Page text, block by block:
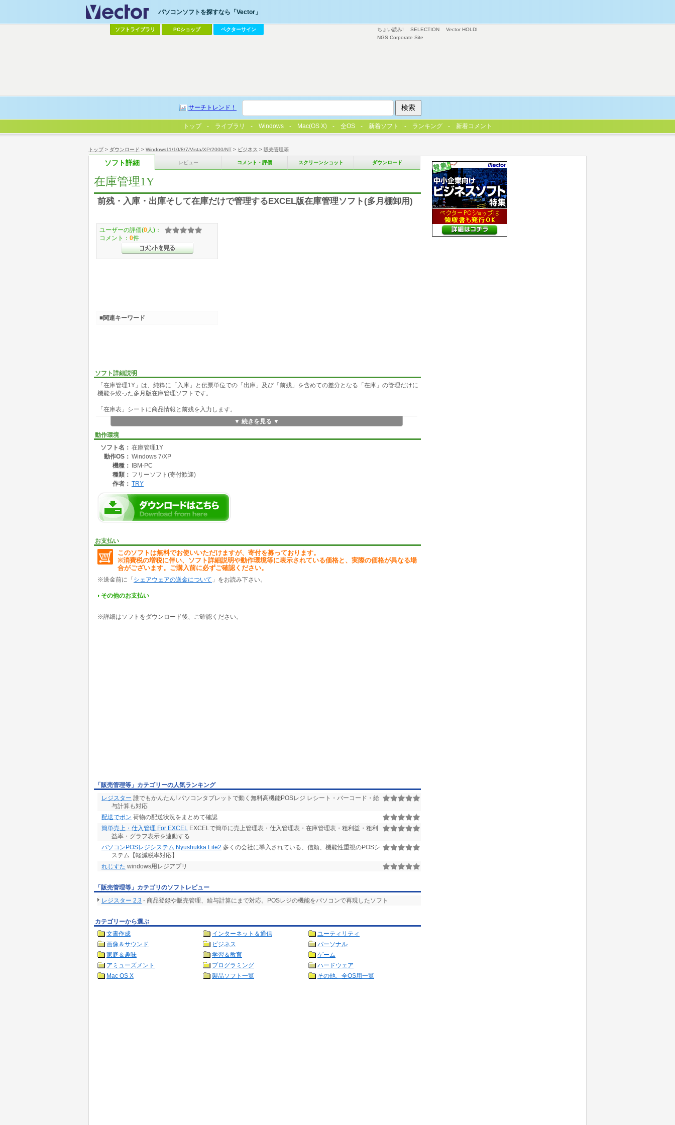
トップ> ダウンロード > Windows11/10/8/7/Vista/XP/2000/NT > ビジネス > 販売管理等
ソフト詳細 レビュー コメント・評価 スクリーンショット ダウンロード
在庫管理1Y
前残・入庫・出庫そして在庫だけで管理するEXCEL版在庫管理ソフト(多月棚卸用)
ソフト詳細説明
「在庫管理1Y」は、純粋に「入庫」と伝票単位での「出庫」及び「前残」を含めての差分となる「在庫」の管理だけに
機能を絞った多月版在庫管理ソフトです。
「在庫表」シートに商品情報と前残を入力します。
「入庫S」「入庫E」シート間に「いつどの商品がいくつ入庫」したという入庫情報を入力するシートを追加作成し、そ
れに「入庫」情報を入力して行きますと、その合計値が「在庫表」シートの入庫欄に反映されます。
入庫情報と同様に「出庫S」「出庫E」シート間に伝票情報を入力するシートを作成して伝票情報を登録しますと、その
合計値が「在庫表」シートの出庫欄に反映されます。
棚卸しは、「棚卸」シートを使用します。
実残数との差異がある場合は、調整欄に調整数を入力して実数に合わせます。
細かい情報は要らない、単純に入出庫状況の管理ができれば・・・という在庫管理にお勧めするソフトです。
■「在庫管理1」と「在庫管理1Y」との違い■
入庫シートの扱える枚数が異なります。
月一棚卸用で入庫シート1枚固定
棚卸し後、翌月用の新しいファイルを作成
2「在庫管理1Y」
複数月棚卸用で入庫シート複数枚(推奨1年)
年に1回～2回などの単位で新しいファイルを作成
入庫シート1枚で1ヶ月分×12枚
▼ 続きを見る ▼
動作環境
ソフト名： 在庫管理1Y
動作OS： Windows 7/XP
機種：
IBM-PC
種類： フリーソフト(寄付歓迎)
作者： TRY
お支払い
このソフトは無料でお使いいただけますが、寄付を募っております。
※消費税の増税に伴い、ソフト詳細説明や動作環境等に表示されている価格と、実際の価格が異なる場
合がございます。ご購入前に必ずご確認ください。
※送金前に「 シェアウェアの送金について 」をお読み下さい。
その他のお支払い
※詳細はソフトをダウンロード後、ご確認ください。
ユーザーの評価(0 人)：
コメント： 0件
■関連キーワード
「販売管理等」カテゴリーの人気ランキング
レジスター 誰でもかんたん! パソコンタブレットで動く無料高機能POSレジ レシート・バーコード・給
与計算も対応
配送でポン 荷物の配送状況をまとめて確認
簡単売上・仕入管理 For EXCEL EXCELで簡単に売上管理表・仕入管理表・在庫管理表・粗利益・粗利
益率・グラフ表示を連動する
パソコンPOSレジシステム Nyushukka Lite2 多くの会社に導入されている、信頼、機能性重視のPOSシ
ステム【軽減税率対応】
れじすた windows用レジアプリ
「販売管理等」カテゴリのソフトレビュー
レジスター 2.3 - 商品登録や販売管理、給与計算にまで対応。POSレジの機能をパソコンで再現したソフト
カテゴリーから選ぶ
文書作成
インターネット＆通信
ユーティリティ
画像＆サウンド
ビジネス
パーソナル
家庭＆趣味
学習＆教育
ゲーム
アミューズメント
プログラミング
ハードウェア
Mac OS X
製品ソフト一覧 その他、全OS用一覧
ちょい読み! SELECTION
Vector HOLDI
NGS Corporate Site
パソコンソフトを探すなら「Vector」
ソフトライブラリ PCショップ ベクターサイン
サーチトレンド！
トップ ライブラリ Windows Mac(OS X) 全OS 新着ソフト ランキング 新着コメント